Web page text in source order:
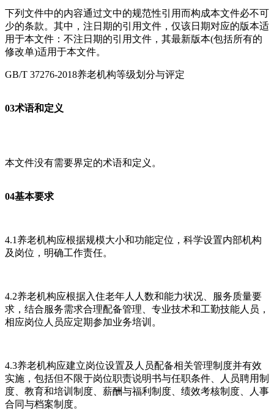
下列文件中的内容通过文中的规范性引用而构成本文件必不可
少的条款。其中，注日期的引用文件，仅该日期对应的版本适
用于本文件：不注日期的引用文件，其最新版本(包括所有的
修改单)适用于本文件。
GB/T 37276-2018养老机构等级划分与评定
03术语和定义
本文件没有需要界定的术语和定义。
04基本要求
4.1养老机构应根据规模大小和功能定位，科学设置内部机构
及岗位，明确工作责任。
4.2养老机构应根据入住老年人人数和能力状况、服务质量要
求，结合服务需求合理配备管理、专业技术和工勤技能人员，
相应岗位人员应定期参加业务培训。
4.3养老机构应建立岗位设置及人员配备相关管理制度并有效
实施，包括但不限于岗位职责说明书与任职条件、人员聘用制
度、教育和培训制度、薪酬与福利制度、绩效考核制度、人事
合同与档案制度。